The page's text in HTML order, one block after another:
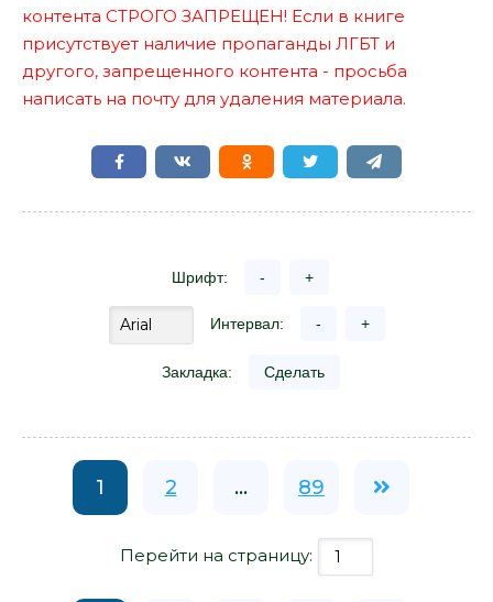
контента СТРОГО ЗАПРЕЩЕН! Если в книге
присутствует наличие пропаганды ЛГБТ и
другого, запрещенного контента - просьба
написать на почту для удаления материала.
Шрифт: - +
Интервал: - +
Закладка: Сделать
1 2 ... 89
Перейти на страницу: